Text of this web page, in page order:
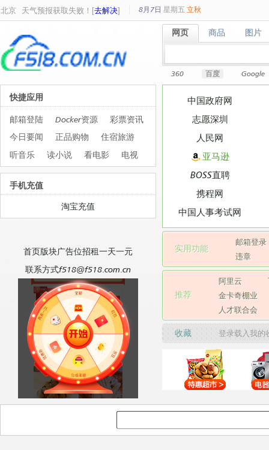
北京 天气预报获取失败！[去解决] 8月7日 星期五 立秋
网页
网页 商品
商品 图片
图片
360 百度 Google
中国政府网
志愿深圳
人民网
亚马逊
BOSS直聘
携程网
中国人事考试网
实用功能
邮箱登录
违章
推荐
阿里云
金卡奇棚业
人才联合会
收藏 登录载入我
快捷应用
邮箱登陆 Docker资源
彩票资讯
今日要闻
正品购物
住宿旅游
听音乐
读小说 看电影 电视
手机充值
淘宝充值
首页版块广告位招租一天一元
联系方式f518@f518.com.cn